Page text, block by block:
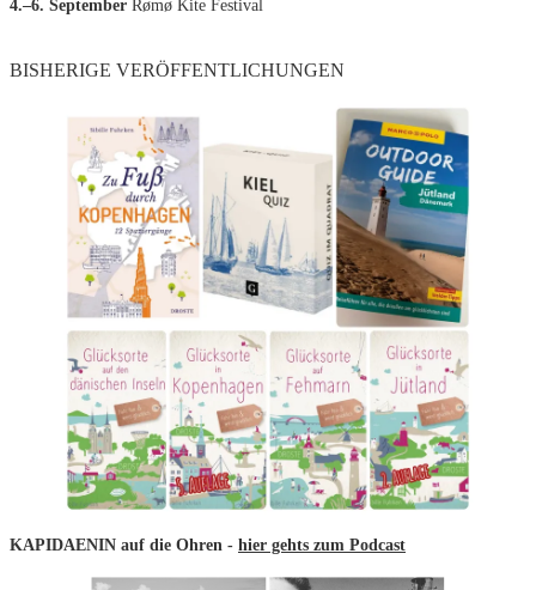
4.–6. September Rømø Kite Festival
BISHERIGE VERÖFFENTLICHUNGEN
KAPIDAENIN auf die Ohren - hier gehts zum Podcast